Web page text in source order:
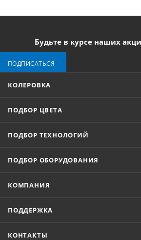
Будьте в курсе наших
ПОДПИСАТЬСЯ
КОЛЕРОВКА
ПОДБОР ЦВЕТА
ПОДБОР ТЕХНОЛОГИЙ
ПОДБОР ОБОРУДОВАНИЯ
КОМПАНИЯ
ПОДДЕРЖКА
КОНТАКТЫ